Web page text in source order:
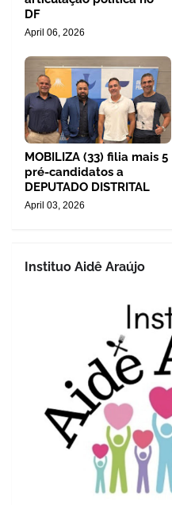
DF
April 06, 2026
MOBILIZA (33) filia mais 5
pré-candidatos a
DEPUTADO DISTRITAL
April 03, 2026
Instituo Aidê Araújo